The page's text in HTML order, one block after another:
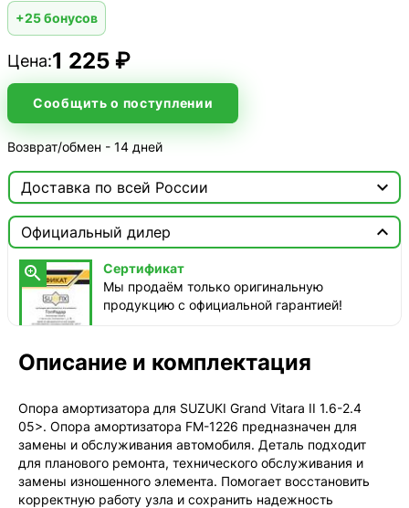
+25 бонусов
Цена:1 225 ₽
Сообщить о поступлении
Возврат/обмен - 14 дней
Доставка по всей России 
 Москва
Доставка этого товара недоступна
Официальный дилер


Сертификат
Мы продаём только оригинальную
продукцию с официальной гарантией!
Описание и комплектация
Опора амортизатора для SUZUKI Grand Vitara II 1.6-2.4
05>. Опора амортизатора FM-1226 предназначен для
замены и обслуживания автомобиля. Деталь подходит
для планового ремонта, технического обслуживания и
замены изношенного элемента. Помогает восстановить
корректную работу узла и сохранить надежность